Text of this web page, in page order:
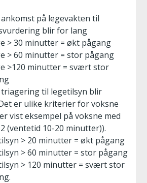
på legevakten til
blir for lang
> 30 minutter = økt pågang
> 60 minutter = stor pågang
>120 minutter = svært stor
til legetilsyn blir
er ulike kriterier for voksne
vist eksempel på voksne med
(ventetid 10-20 minutter)).
> 20 minutter = økt pågang
> 60 minutter = stor pågang
> 120 minutter = svært stor